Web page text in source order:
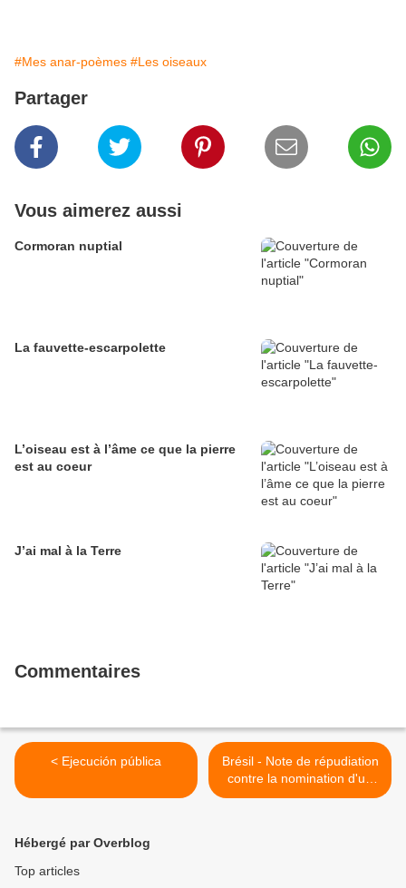
#Mes anar-poèmes #Les oiseaux
Partager
Vous aimerez aussi
Cormoran nuptial
La fauvette-escarpolette
L’oiseau est à l’âme ce que la pierre
est au coeur
J’ai mal à la Terre
Commentaires
< Ejecución pública
Brésil - Note de répudiation
contre la nomination d'un
missionnaire de la MNTB
Hébergé par Overblog
Top articles